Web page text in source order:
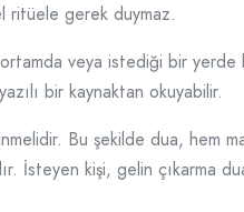
ritüele gerek duymaz.
veya istediği bir
bir kaynaktan okuyabilir.
Bu şekilde dua, hem
İsteyen kişi, gelin çıkarma